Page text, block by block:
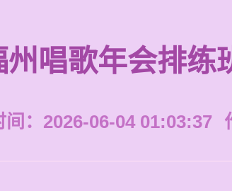
州唱歌年会排练
间：2026-06-04 01:03:37